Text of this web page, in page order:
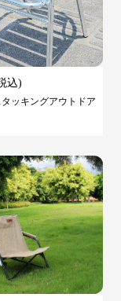
込)
ッキングアウトドア